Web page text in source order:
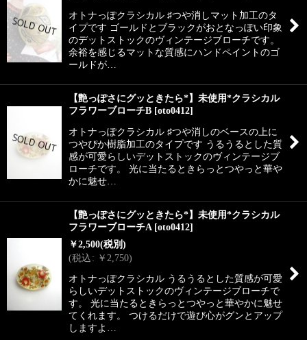
オトナっぽクラシカル ♯つや消しマット加工のタ
イプです ゴールドとブラックがおとなっぽい印象
のデットストックのヴィンテージブローチです。
余裕を感じるマットな質感にハンドペイントのゴ
ールドが…
【艶っぽさにグッときたら*】未使用*クラシカル
フラワーブローチB [oto0412]
オトナっぽクラシカル ♯つや消しのベースの上に
つやぴか樹脂加工のタイプです うるうるとした質
感が可愛らしいデットストックのヴィンテージブ
ローチです。 光に当たるときらっとつやっと華や
かに魅せ…
【艶っぽさにグッときたら*】未使用*クラシカル
フラワーブローチA [oto0412]
￥2,500(税別)
(税込: ￥ 2,750)
オトナっぽクラシカル うるうるとした質感が可愛
らしいデットストックのヴィンテージブローチで
す。 光に当たるときらっとつやっと華やかに魅せ
てくれます。 つけるだけで遊び心がグンとアップ
しますよ…